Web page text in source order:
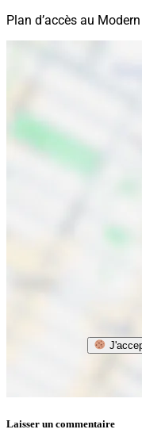
Plan d’accès au
Laisser un commentaire